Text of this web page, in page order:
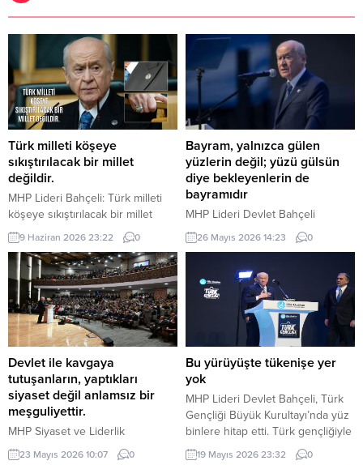
Türk milleti köşeye
sıkıştırılacak bir millet
değildir.
MHP Lideri Bahçeli: Türk milleti
köşeye sıkıştırılacak bir millet
değildir. Türk milleti, karşısına
yedi düvel de dizilse tarih
sahnesinden silinecek bir millet
değildir. Türkiye, ham hayaller
kurulup çizilen haritaların
kenarına sıkıştırılacak, eline bir
avuç toprak verilip denizlerinden
koparılacak bir ülke değildir.
Devlet Bahçeli MHP TBMM Grup
Toplantısı’nda Türkiye’nin
gündemine ve...
9 Haziran 2026 23:22 0
Bayram, yalnızca gülen
yüzlerin değil; yüzü gülsün
diye bekleyenlerin de
bayramıdır
MHP Lideri Devlet Bahçeli
“Bugün bizlere düşen, bayramın
manasını yalnızca kendi
mübarek iklimi yetimin başını
okşayan ele, yoksulun sofrasına
uzanan lokmaya, yaşlının duasını
alan güler yüze, yalnızın kapısını
çalan muhabbete dönüştürmektir.
Çünkü bayram, yalnızca gülen
yüzlerin değil; yüzü gülsün diye
bekleyenlerin de bayramıdır.
Bayram, yalnızca varlık içinde...
26 Mayıs 2026 14:23 0
Devlet ile kavgaya
tutuşanların, yaptıkları
siyaset değil anlamsız bir
meşguliyettir.
MHP Siyaset ve Liderlik
Okulu’nun 23. Dönem Sertifika
23 Mayıs 2026 10:07 0
Bu yürüyüşte tükenişe yer
yok
MHP Lideri Devlet Bahçeli, Türk
Gençliği Büyük Kurultayı’nda yüz
binlere hitap etti. Türk gençliğiyle
iftihar duyduğunu ifade eden
19 Mayıs 2026 23:32 0